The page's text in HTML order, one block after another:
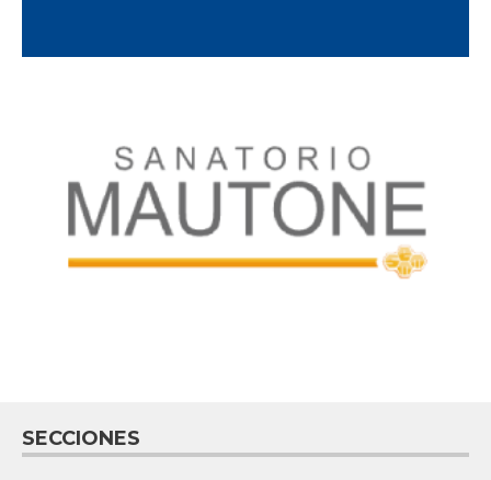
SECCIONES